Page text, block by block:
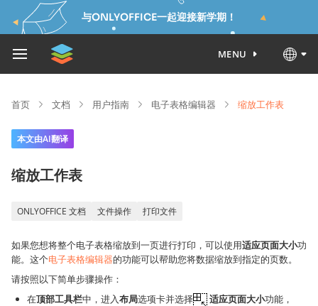
与ONLYOFFICE一起迎接新学期！
MENU
首页 文档 用户指南 电子表格编辑器 缩放工作表
本文由AI翻译
缩放工作表
ONLYOFFICE 文档 文件操作 打印文件
如果您想将整个电子表格缩放到一页进行打印，可以使用适应页面大小功
能。这个电子表格编辑器的功能可以帮助您将数据缩放到指定的页数。
请按照以下简单步骤操作：
在顶部工具栏中，进入布局选项卡并选择 适应页面大小功能，